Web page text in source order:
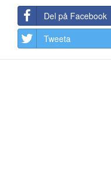
Del på Facebook
Tweeta